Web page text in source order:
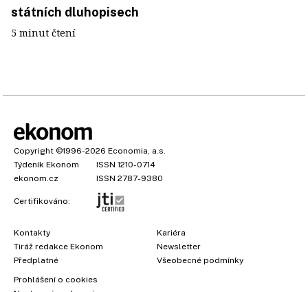
státních dluhopisech
5 minut čtení
Copyright ©1996-2026 Economia, a.s.
Týdeník Ekonom
ISSN 1210-0714
ekonom.cz
ISSN 2787-9380
Certifikováno:
Kontakty
Tiráž redakce Ekonom
Předplatné
Kariéra
Newsletter
Všeobecné podmínky
Prohlášení o cookies